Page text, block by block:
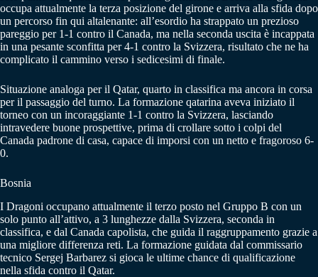
occupa attualmente la terza posizione del girone e arriva alla sfida dopo
un percorso fin qui altalenante: all’esordio ha strappato un prezioso
pareggio per 1-1 contro il Canada, ma nella seconda uscita è incappata
in una pesante sconfitta per 4-1 contro la Svizzera, risultato che ne ha
complicato il cammino verso i sedicesimi di finale.
Situazione analoga per il Qatar, quarto in classifica ma ancora in corsa
per il passaggio del turno. La formazione qatarina aveva iniziato il
torneo con un incoraggiante 1-1 contro la Svizzera, lasciando
intravedere buone prospettive, prima di crollare sotto i colpi del
Canada padrone di casa, capace di imporsi con un netto e fragoroso 6-
0.
Bosnia
I Dragoni occupano attualmente il terzo posto nel Gruppo B con un
solo punto all’attivo, a 3 lunghezze dalla Svizzera, seconda in
classifica, e dal Canada capolista, che guida il raggruppamento grazie a
una migliore differenza reti. La formazione guidata dal commissario
tecnico Sergej Barbarez si gioca le ultime chance di qualificazione
nella sfida contro il Qatar.